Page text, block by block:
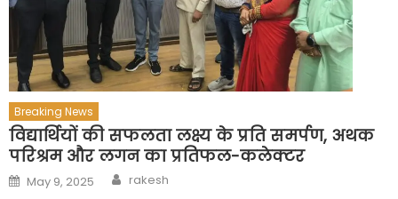
Breaking News
विद्यार्थियों की सफलता लक्ष्य के प्रति समर्पण, अथक
परिश्रम और लगन का प्रतिफल-कलेक्टर
Posted
on
May 9, 2025 Author
rakesh